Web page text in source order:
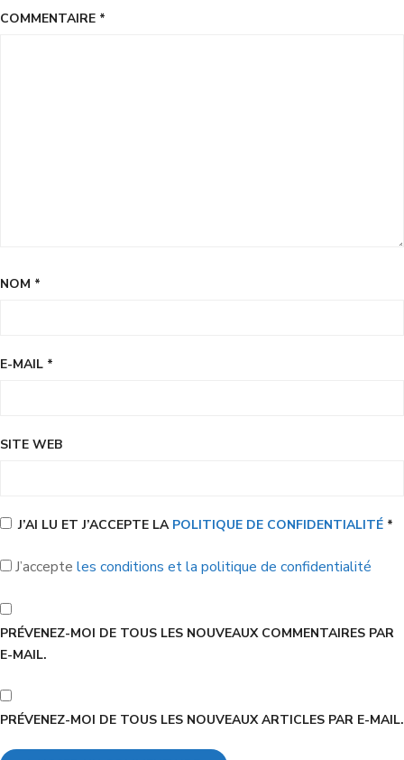
COMMENTAIRE *
NOM *
E-MAIL *
SITE WEB
J’AI LU ET J’ACCEPTE LA POLITIQUE DE CONFIDENTIALITÉ *
J’accepte les conditions et la politique de confidentialité
PRÉVENEZ-MOI DE TOUS LES NOUVEAUX COMMENTAIRES PAR
E-MAIL.
PRÉVENEZ-MOI DE TOUS LES NOUVEAUX ARTICLES PAR E-MAIL.